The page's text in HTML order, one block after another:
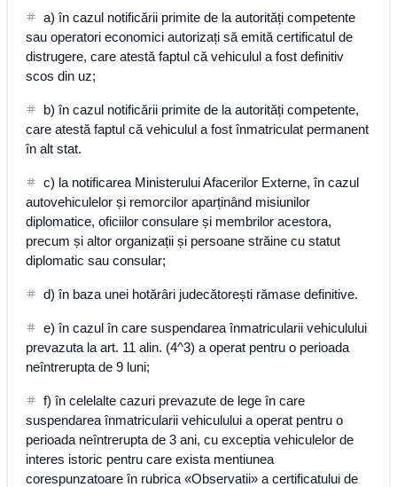
a) în cazul notificării primite de la autorități competente
sau operatori economici autorizați să emită certificatul de
distrugere, care atestă faptul că vehiculul a fost definitiv
scos din uz;
b) în cazul notificării primite de la autorități competente,
care atestă faptul că vehiculul a fost înmatriculat permanent
în alt stat.
c) la notificarea Ministerului Afacerilor Externe, în cazul
autovehiculelor și remorcilor aparținând misiunilor
diplomatice, oficiilor consulare și membrilor acestora,
precum și altor organizații și persoane străine cu statut
diplomatic sau consular;
d) în baza unei hotărâri judecătorești rămase definitive.
e) în cazul în care suspendarea înmatricularii vehiculului
prevazuta la art. 11 alin. (4^3) a operat pentru o perioada
neîntrerupta de 9 luni;
f) în celelalte cazuri prevazute de lege în care
suspendarea înmatricularii vehiculului a operat pentru o
perioada neîntrerupta de 3 ani, cu exceptia vehiculelor de
interes istoric pentru care exista mentiunea
corespunzatoare în rubrica «Observatii» a certificatului de